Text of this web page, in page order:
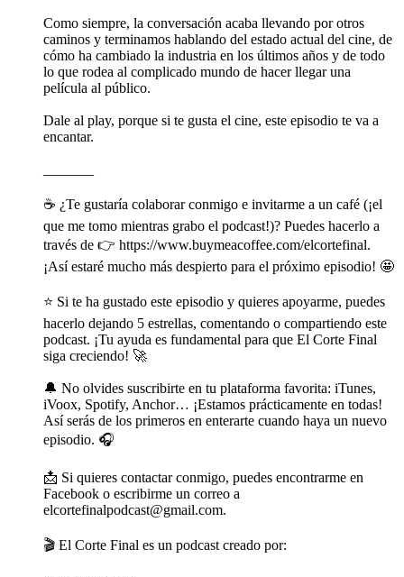
Como siempre, la conversación acaba llevando por otros
caminos y terminamos hablando del estado actual del cine, de
cómo ha cambiado la industria en los últimos años y de todo
lo que rodea al complicado mundo de hacer llegar una
película al público.
Dale al play, porque si te gusta el cine, este episodio te va a
encantar.
☕️ ¿Te gustaría colaborar conmigo e invitarme a un café (¡el
que me tomo mientras grabo el podcast!)? Puedes hacerlo a
través de 👉 https://www.buymeacoffee.com/elcortefinal.
¡Así estaré mucho más despierto para el próximo episodio! 🤩
⭐️ Si te ha gustado este episodio y quieres apoyarme, puedes
hacerlo dejando 5 estrellas, comentando o compartiendo este
podcast. ¡Tu ayuda es fundamental para que El Corte Final
siga creciendo! 🚀
🔔 No olvides suscribirte en tu plataforma favorita: iTunes,
iVoox, Spotify, Anchor… ¡Estamos prácticamente en todas!
Así serás de los primeros en enterarte cuando haya un nuevo
episodio. 🎧
📩 Si quieres contactar conmigo, puedes encontrarme en
Facebook o escribirme un correo a
elcortefinalpodcast@gmail.com.
🎬 El Corte Final es un podcast creado por: